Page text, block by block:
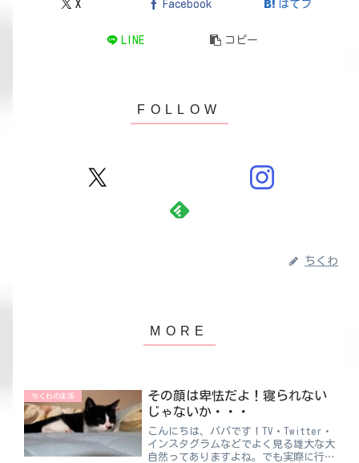
X Facebook はてブ
LINE コピー
ちくわ
ちくわの生活
その顔は卑怯だよ！寝られない
じゃないか・・・
こんにちは、パパです！TV・Twitter・
インスタグラムなどでよく見る雄大な大
自然ってありますよね。でも実際に行っ